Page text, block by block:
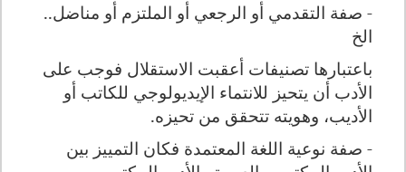
- صفة التقدمي أو الرجعي أو الملتزم أو مناضل..
الخ
باعتبارها تصنيفات أعقبت الاستقلال فوجب على
الأدب أن يتحيز للانتماء الإيديولوجي للكاتب أو
الأديب، وهويته تتحقق من تحيزه.
- صفة نوعية اللغة المعتمدة فكان التمييز بين